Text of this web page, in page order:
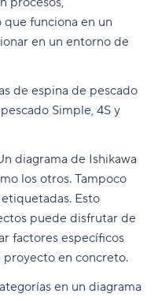
funciona en un
en un entorno de
de espina de pescado
Simple, 4S y
diagrama de Ishikawa
los otros. Tampoco
Esto
puede disfrutar de
factores específicos
proyecto en concreto.
en un diagrama